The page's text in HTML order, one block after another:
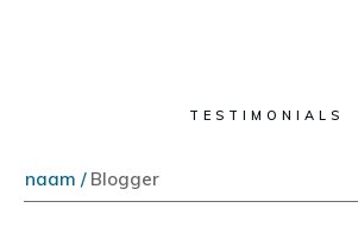
TESTIMONIALS
naam /Blogger